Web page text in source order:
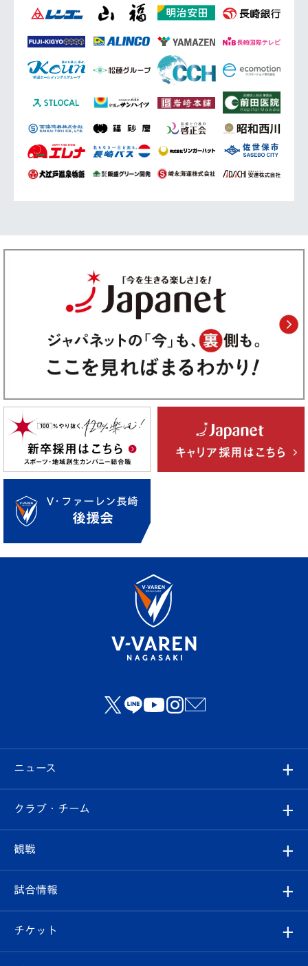
ニュース
すべて
クラブ
試合情報
クラブ・チーム
クラブ概要
エンブレム紹介
観戦
観戦ルール
はじめての観戦ガイド
試合情報
試合日程/結果
チケット